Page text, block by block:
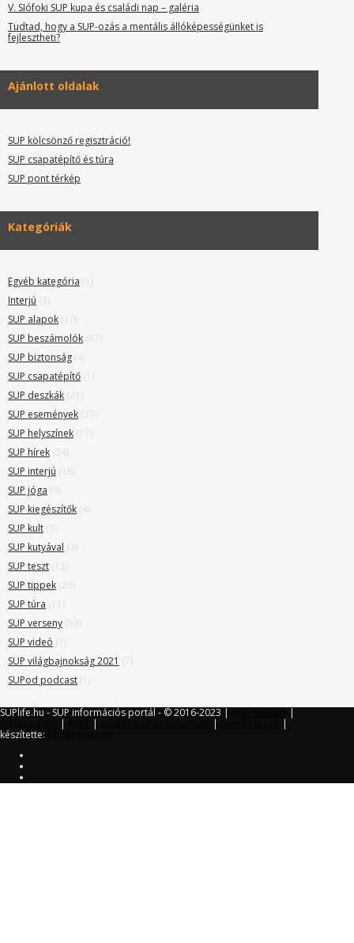
V. SIófoki SUP kupa és családi nap – galéria
Tudtad, hogy a SUP-ozás a mentális állóképességünket is
fejlesztheti?
Ajánlott oldalak
SUP kölcsönző regisztráció!
SUP csapatépítő és túra
SUP pont térkép
Kategóriák
Egyéb kategória (1)
Interjú (3)
SUP alapok (10)
SUP beszámolók (67)
SUP biztonság (4)
SUP csapatépítő (1)
SUP deszkák (21)
SUP események (27)
SUP helyszínek (17)
SUP hírek (24)
SUP interjú (16)
SUP jóga (9)
SUP kiegészítők (4)
SUP kult (1)
SUP kutyával (3)
SUP teszt (13)
SUP tippek (26)
SUP túra (11)
SUP verseny (53)
SUP videó (7)
SUP világbajnokság 2021 (7)
SUPod podcast (1)
SUPlife.hu - SUP információs portál - © 2016-2023 |
készítette: